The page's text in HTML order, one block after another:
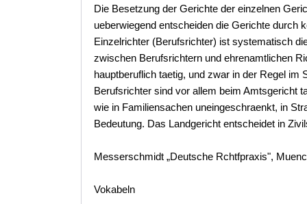
Die Besetzung der Gerichte der einzelnen
ueberwiegend entscheiden die Gerichte durch
Einzelrichter (Berufsrichter) ist systematisch
zwischen Berufsrichtern und ehrenamtlichen
hauptberuflich taetig, und zwar in der Regel
Berufsrichter sind vor allem beim Amtsgericht
wie in Familiensachen uneingeschraenkt, in
Bedeutung. Das Landgericht entscheidet in
Messerschmidt „Deutsche Rchtfpraxis",
Vokabeln